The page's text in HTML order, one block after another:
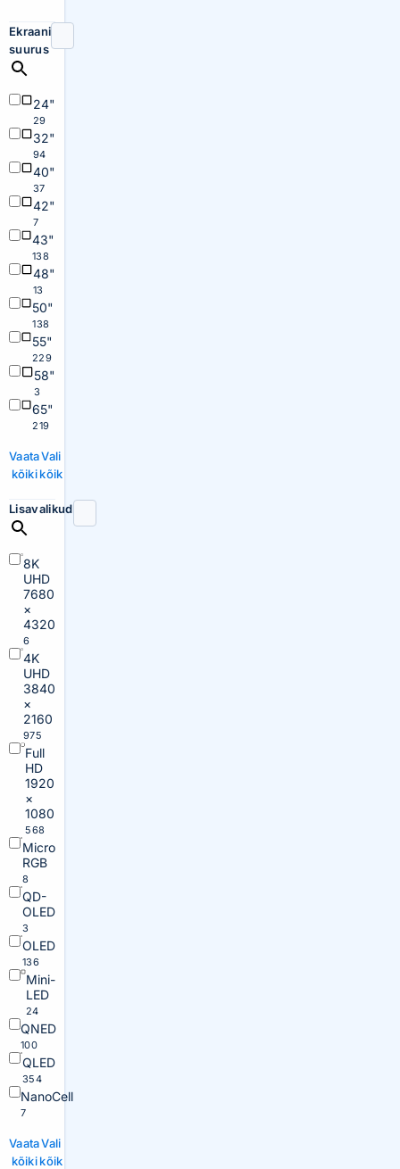
Ekraani
suurus
24"
29
32"
94
40"
37
42"
7
43"
138
48"
13
50"
138
55"
229
58"
3
65"
219
Vaata
kõiki
Vali
kõik
Lisavalikud
8K
UHD
7680
×
4320
6
4K
UHD
3840
×
2160
975
Full
HD
1920
×
1080
568
Micro
RGB
8
QD-
OLED
3
OLED
136
Mini-
LED
24
QNED
100
QLED
354
NanoCell
7
Vaata
kõiki
Vali
kõik